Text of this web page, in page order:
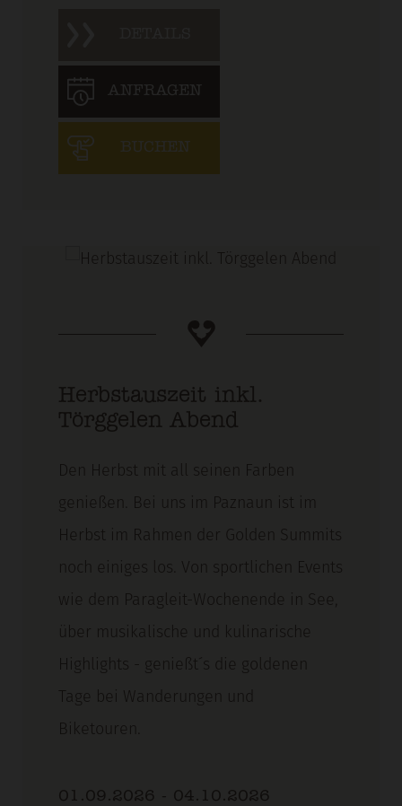
ANFRAGEN
BUCHEN
Herbstauszeit inkl.
Törggelen Abend
Den Herbst mit all seinen Farben
genießen. Bei uns im Paznaun ist im
Herbst im Rahmen der Golden Summits
noch einiges los. Von sportlichen Events
wie dem Paragleit-Wochenende in See,
über musikalische und kulinarische
Highlights - genießt´s die goldenen
Tage bei Wanderungen und
Biketouren.
01.09.2026 - 04.10.2026